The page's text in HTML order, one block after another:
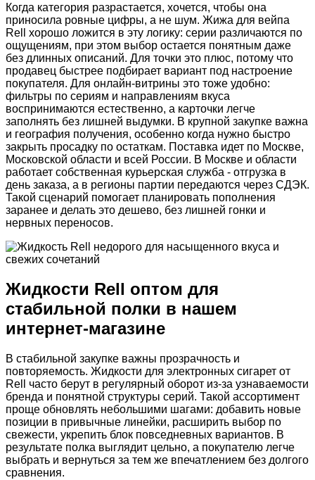
Когда категория разрастается, хочется, чтобы она
приносила ровные цифры, а не шум. Жижа для вейпа
Rell хорошо ложится в эту логику: серии различаются по
ощущениям, при этом выбор остается понятным даже
без длинных описаний. Для точки это плюс, потому что
продавец быстрее подбирает вариант под настроение
покупателя. Для онлайн-витрины это тоже удобно:
фильтры по сериям и направлениям вкуса
воспринимаются естественно, а карточки легче
заполнять без лишней выдумки. В крупной закупке важна
и география получения, особенно когда нужно быстро
закрыть просадку по остаткам. Поставка идет по Москве,
Московской области и всей России. В Москве и области
работает собственная курьерская служба - отгрузка в
день заказа, а в регионы партии передаются через СДЭК.
Такой сценарий помогает планировать пополнения
заранее и делать это дешево, без лишней гонки и
нервных переносов.
Жидкости Rell оптом для
стабильной полки в нашем
интернет-магазине
В стабильной закупке важны прозрачность и
повторяемость. Жидкости для электронных сигарет от
Rell часто берут в регулярный оборот из-за узнаваемости
бренда и понятной структуры серий. Такой ассортимент
проще обновлять небольшими шагами: добавить новые
позиции в привычные линейки, расширить выбор по
свежести, укрепить блок повседневных вариантов. В
результате полка выглядит цельно, а покупателю легче
выбрать и вернуться за тем же впечатлением без долгого
сравнения.